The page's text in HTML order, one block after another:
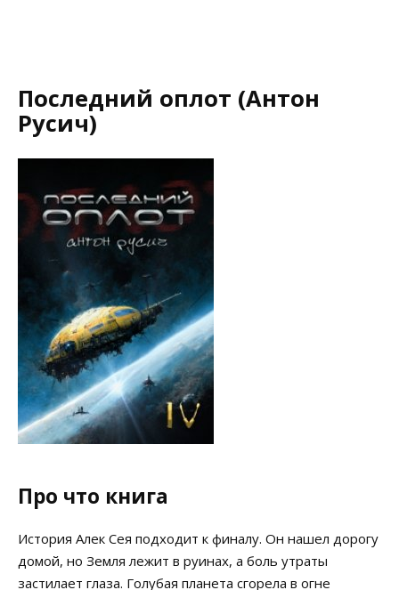
Последний оплот (Антон
Русич)
Про что книга
История Алек Сея подходит к финалу. Он нашел дорогу
домой, но Земля лежит в руинах, а боль утраты
застилает глаза. Голубая планета сгорела в огне